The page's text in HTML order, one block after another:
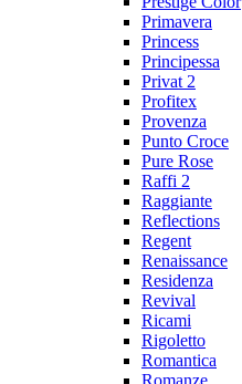
Primavera
Princess
Principessa
Privat 2
Profitex
Provenza
Punto Croce
Pure Rose
Raffi 2
Raggiante
Reflections
Regent
Renaissance
Residenza
Revival
Ricami
Rigoletto
Romantica
Romanze